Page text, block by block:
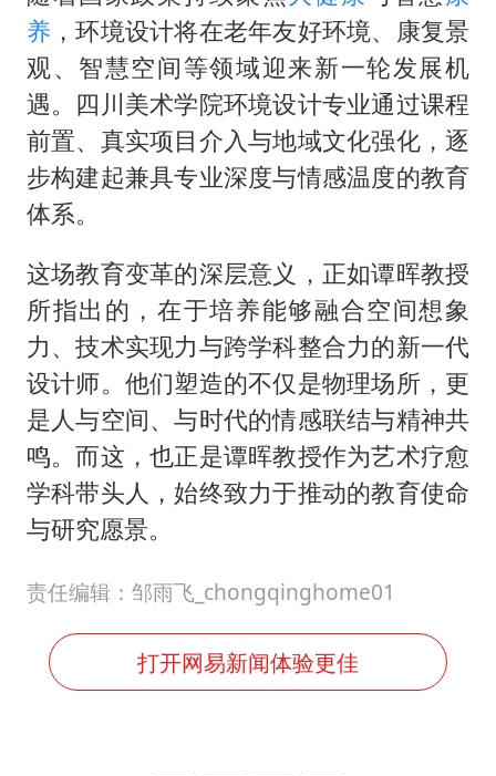
养 ，环境设计将在老年友好环境、康复景
观、智慧空间等领域迎来新一轮发展机
遇。四川美术学院环境设计专业通过课程
前置、真实项目介入与地域文化强化，逐
步构建起兼具专业深度与情感温度的教育
体系。
这场教育变革的深层意义，正如谭晖教授
所指出的，在于培养能够融合空间想象
力、技术实现力与跨学科整合力的新一代
设计师。他们塑造的不仅是物理场所，更
是人与空间、与时代的情感联结与精神共
鸣。而这，也正是谭晖教授作为艺术疗愈
学科带头人，始终致力于推动的教育使命
与研究愿景。
责任编辑：邹雨飞_chongqinghome01
打开网易新闻体验更佳